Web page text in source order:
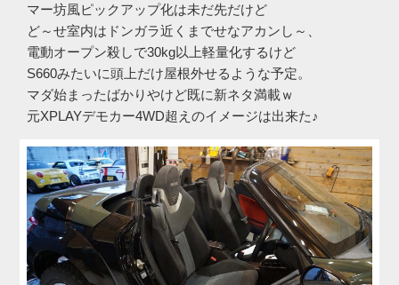
マー坊風ピックアップ化は未だ先だけど
ど～せ室内はドンガラ近くまでせなアカンし～、
電動オープン殺しで30kg以上軽量化するけど
S660みたいに頭上だけ屋根外せるような予定。
マダ始まったばかりやけど既に新ネタ満載ｗ
元XPLAYデモカー4WD超えのイメージは出来た♪